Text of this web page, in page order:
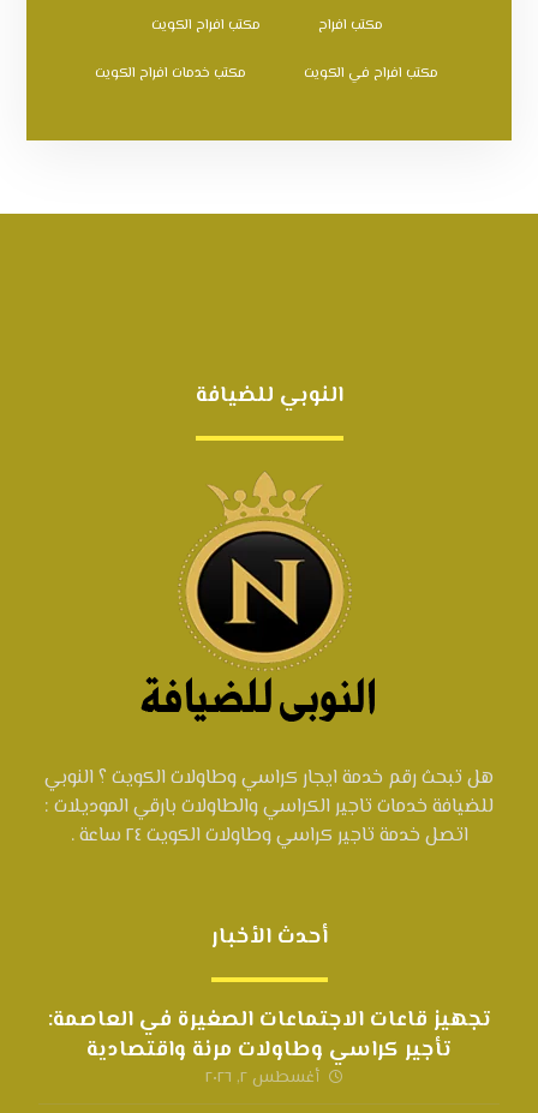
مكتب افراح مكتب افراح الكويت
مكتب افراح في الكويت مكتب خدمات افراح الكويت
النوبي للضيافة
هل تبحث رقم خدمة ايجار كراسي وطاولات الكويت ؟ النوبي
للضيافة خدمات تاجير الكراسي والطاولات بارقي الموديلات :
اتصل خدمة تاجير كراسي وطاولات الكويت ٢٤ ساعة .
أحدث الأخبار
تجهيز قاعات الاجتماعات الصغيرة في العاصمة:
تأجير كراسي وطاولات مرنة واقتصادية
أغسطس ٢, ٢٠٢٦